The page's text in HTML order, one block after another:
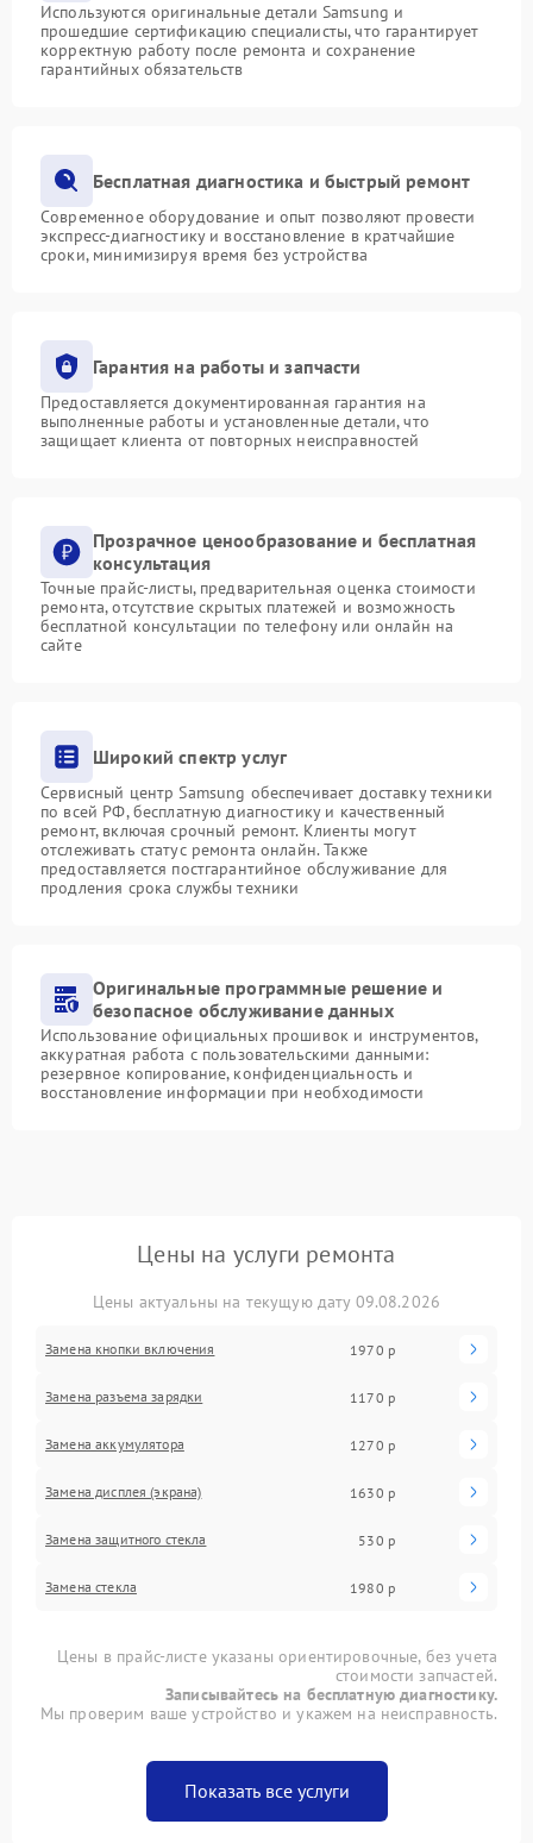
Используются оригинальные детали Samsung и
прошедшие сертификацию специалисты, что гарантирует
корректную работу после ремонта и сохранение
гарантийных обязательств
Бесплатная диагностика и быстрый ремонт
Современное оборудование и опыт позволяют провести
экспресс-диагностику и восстановление в кратчайшие
сроки, минимизируя время без устройства
Гарантия на работы и запчасти
Предоставляется документированная гарантия на
выполненные работы и установленные детали, что
защищает клиента от повторных неисправностей
Прозрачное ценообразование и бесплатная
консультация
Точные прайс-листы, предварительная оценка стоимости
ремонта, отсутствие скрытых платежей и возможность
бесплатной консультации по телефону или онлайн на
сайте
Широкий спектр услуг
Сервисный центр Samsung обеспечивает доставку техники
по всей РФ, бесплатную диагностику и качественный
ремонт, включая срочный ремонт. Клиенты могут
отслеживать статус ремонта онлайн. Также
предоставляется постгарантийное обслуживание для
продления срока службы техники
Оригинальные программные решение и
безопасное обслуживание данных
Использование официальных прошивок и инструментов,
аккуратная работа с пользовательскими данными:
резервное копирование, конфиденциальность и
восстановление информации при необходимости
Цены на услуги ремонта
Цены актуальны на текущую дату 09.08.2026
Замена кнопки включения 1970 р
Замена разъема зарядки 1170 р
Замена аккумулятора 1270 р
Замена дисплея (экрана) 1630 р
Замена защитного стекла 530 р
Замена стекла 1980 р
Цены в прайс-листе указаны ориентировочные, без учета
стоимости запчастей.
Записывайтесь на бесплатную диагностику.
Мы проверим ваше устройство и укажем на неисправность.
Показать все услуги